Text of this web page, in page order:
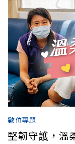
數位專題
堅韌守護，溫